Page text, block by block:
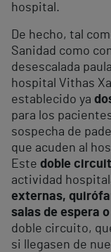
hospital.
De hecho, tal
Sanidad como
desescalada
hospital Vithas
establecido ya
para los
sospecha de
que acuden al
Este doble
actividad
externas,
salas de espera
doble circuito,
si llegasen de